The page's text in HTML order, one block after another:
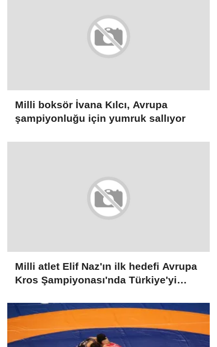
Milli boksör İvana Kılcı, Avrupa
şampiyonluğu için yumruk sallıyor
Milli atlet Elif Naz'ın ilk hedefi Avrupa
Kros Şampiyonası'nda Türkiye'yi